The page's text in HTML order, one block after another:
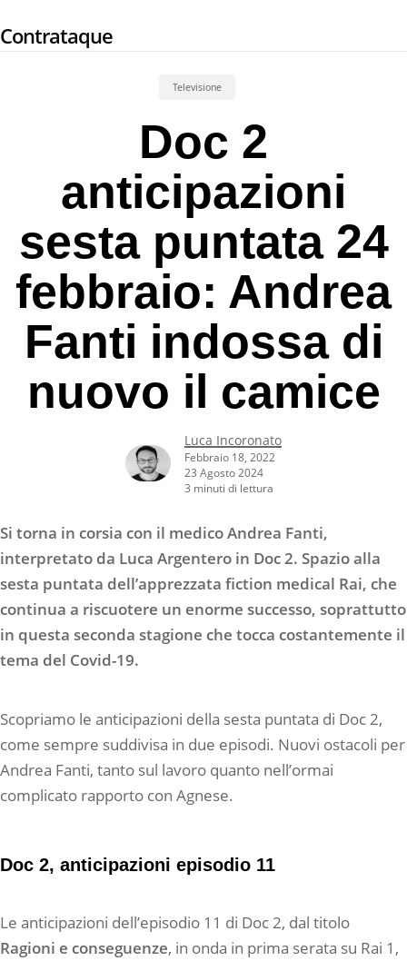
to
Contrataque
Televisione
Doc 2
anticipazioni
sesta puntata 24
febbraio: Andrea
Fanti indossa di
nuovo il camice
Luca Incoronato
Febbraio 18, 2022
23 Agosto 2024
3 minuti di lettura
Si torna in corsia con il medico Andrea Fanti,
interpretato da Luca Argentero in Doc 2. Spazio alla
sesta puntata dell’apprezzata fiction medical Rai, che
continua a riscuotere un enorme successo, soprattutto
in questa seconda stagione che tocca costantemente il
tema del Covid-19.
Scopriamo le anticipazioni della sesta puntata di Doc 2,
come sempre suddivisa in due episodi. Nuovi ostacoli per
Andrea Fanti, tanto sul lavoro quanto nell’ormai
complicato rapporto con Agnese.
Doc 2, anticipazioni episodio 11
Le anticipazioni dell’episodio 11 di Doc 2, dal titolo
Ragioni e conseguenze, in onda in prima serata su Rai 1,